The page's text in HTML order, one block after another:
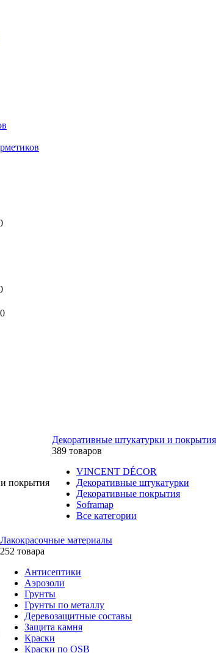
Декоративные штукатурки и покрытия
389 товаров
VINCENT DÉCOR
Декоративные штукатурки
Декоративные покрытия
Soframap
Все категории
Лакокрасочные материалы
252 товара
Антисептики
Аэрозоли
Грунты
Грунты по металлу
Деревозащитные составы
Защита камня
Краски
Краски по OSB